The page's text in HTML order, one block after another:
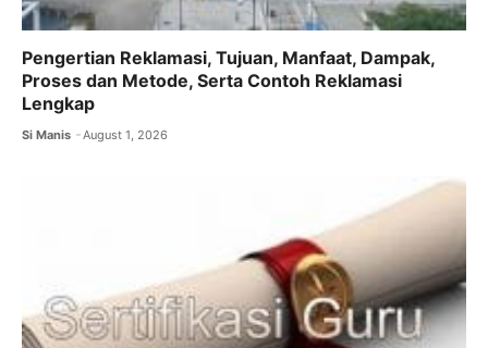
Pengertian Reklamasi, Tujuan, Manfaat, Dampak,
Proses dan Metode, Serta Contoh Reklamasi
Lengkap
Si Manis August 1, 2026